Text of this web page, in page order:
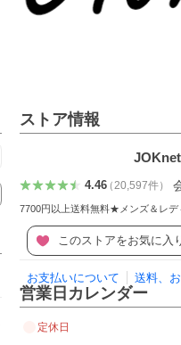
ストア情報
4.46（20,597件）
7700円以上送料無料★メンズ＆レ
このストアをお気に入
お支払いについて 送料、
営業日カレンダー
定休日